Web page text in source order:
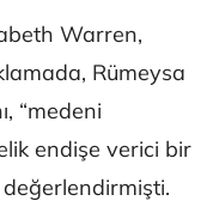
Warren,
Rümeysa
“medeni
endişe verici bir